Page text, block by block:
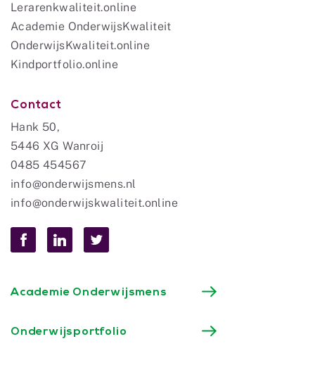
Lerarenkwaliteit.online
Academie OnderwijsKwaliteit
OnderwijsKwaliteit.online
Kindportfolio.online
Contact
Hank 50,
5446 XG Wanroij
0485 454567
info@onderwijsmens.nl
info@onderwijskwaliteit.online
Academie Onderwijsmens
Onderwijsportfolio